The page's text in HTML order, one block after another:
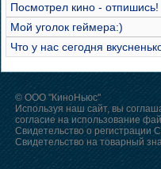
Посмотрел кино - отпишись!
Мой уголок геймера:)
Что у нас сегодня
© ООО "КиноНьюс"
Используя наш сайт, вы
согласие на использование
Свидетельство о
Свидетельство на товарный